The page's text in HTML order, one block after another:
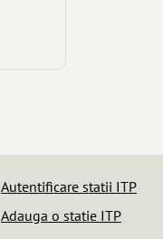
Autentificare statii ITP
Adauga o statie ITP